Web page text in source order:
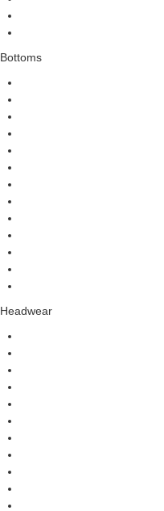
Bottoms
Headwear